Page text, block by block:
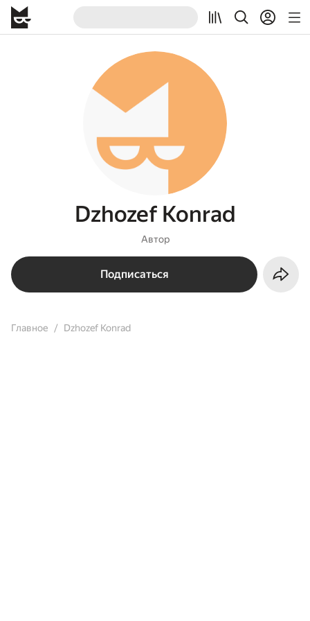
Dzhozef Konrad
Автор
Подписаться
Главное Dzhozef Konrad